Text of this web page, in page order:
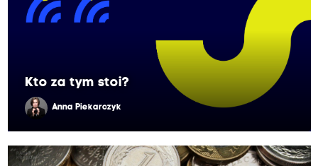
Kto za tym stoi?
Anna Piekarczyk